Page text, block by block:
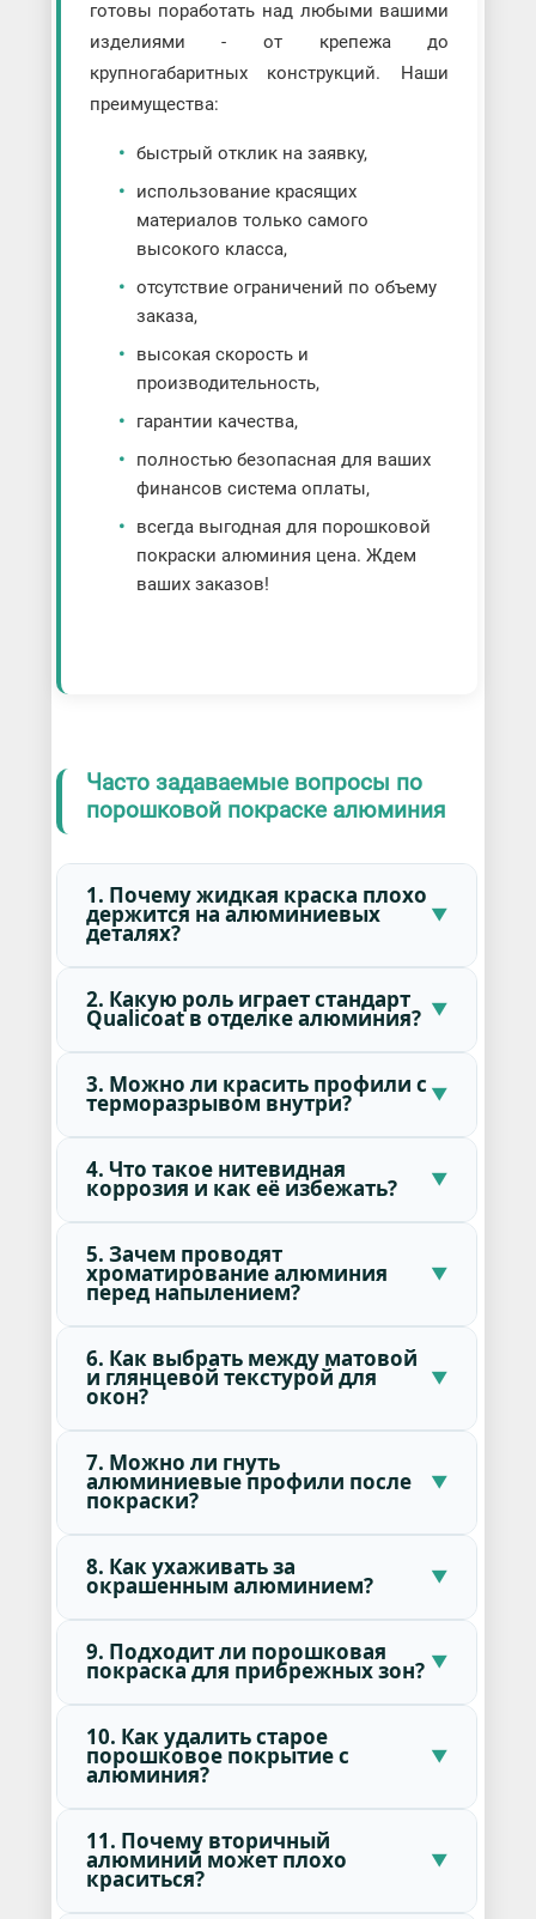
готовы поработать над любыми вашими
изделиями - от крепежа до
крупногабаритных конструкций. Наши
преимущества:
быстрый отклик на заявку,
использование красящих
материалов только самого
высокого класса,
отсутствие ограничений по объему
заказа,
высокая скорость и
производительность,
гарантии качества,
полностью безопасная для ваших
финансов система оплаты,
всегда выгодная для порошковой
покраски алюминия цена. Ждем
ваших заказов!
Часто задаваемые вопросы по
порошковой покраске алюминия
1. Почему жидкая краска плохо
держится на алюминиевых
деталях?
2. Какую роль играет стандарт
Qualicoat в отделке алюминия?
3. Можно ли красить профили с
терморазрывом внутри?
4. Что такое нитевидная
коррозия и как её избежать?
5. Зачем проводят
хроматирование алюминия
перед напылением?
6. Как выбрать между матовой
и глянцевой текстурой для
окон?
7. Можно ли гнуть
алюминиевые профили после
покраски?
8. Как ухаживать за
окрашенным алюминием?
9. Подходит ли порошковая
покраска для прибрежных зон?
10. Как удалить старое
порошковое покрытие с
алюминия?
11. Почему вторичный
алюминий может плохо
краситься?